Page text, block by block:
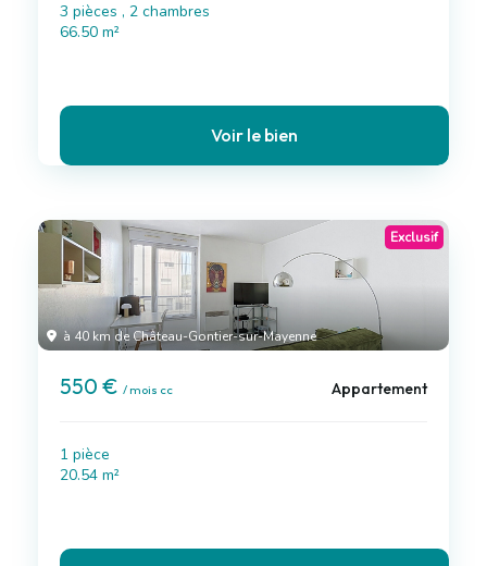
3 pièces , 2 chambres
66.50 m²
Voir le bien
à 40 km de Château-Gontier-sur-Mayenne
Exclusif
550 € / mois cc Appartement
1 pièce
20.54 m²